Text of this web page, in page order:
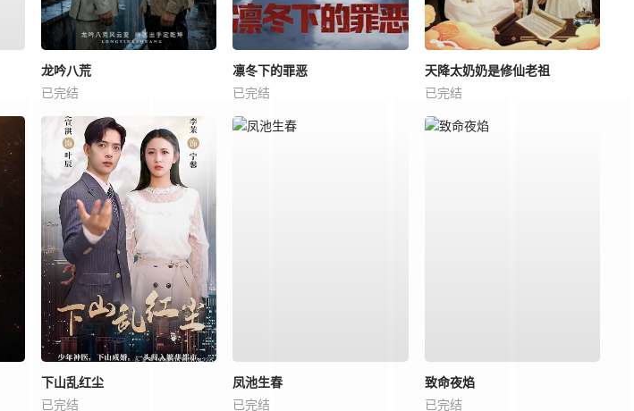
龙吟八荒
已完结
凛冬下的罪恶
已完结
天降太奶奶是修仙老祖
已完结
下山乱红尘
已完结
凤池生春
已完结
致命夜焰
已完结